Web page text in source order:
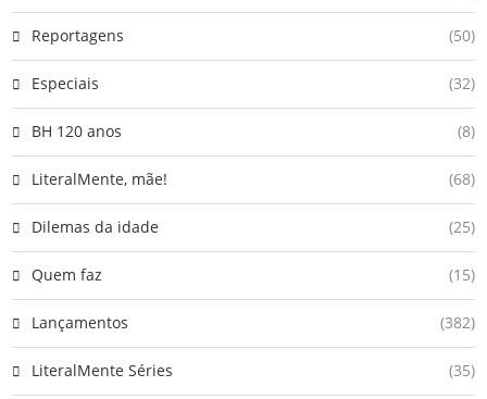
Reportagens (50)
Especiais (32)
BH 120 anos (8)
LiteralMente, mãe! (68)
Dilemas da idade (25)
Quem faz (15)
Lançamentos (382)
LiteralMente Séries (35)